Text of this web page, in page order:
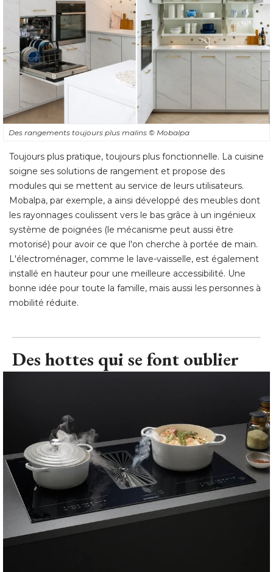
Des rangements toujours plus malins © Mobalpa
Toujours plus pratique, toujours plus fonctionnelle. La cuisine
soigne ses solutions de rangement et propose des
modules qui se mettent au service de leurs utilisateurs.
Mobalpa, par exemple, a ainsi développé des meubles dont
les rayonnages coulissent vers le bas grâce à un ingénieux
système de poignées (le mécanisme peut aussi être
motorisé) pour avoir ce que l'on cherche à portée de main.
L'électroménager, comme le lave-vaisselle, est également
installé en hauteur pour une meilleure accessibilité. Une
bonne idée pour toute la famille, mais aussi les personnes à
mobilité réduite.
Des hottes qui se font oublier